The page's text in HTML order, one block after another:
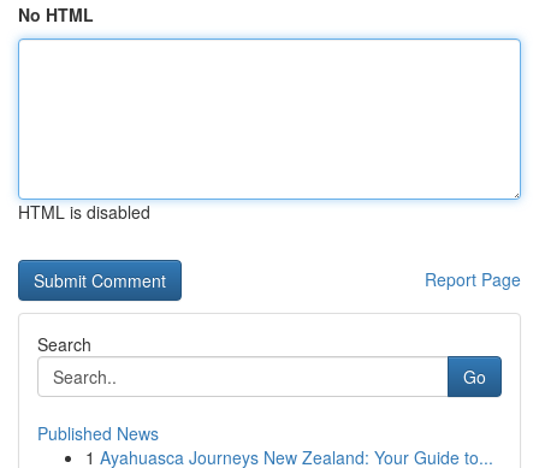
No HTML
HTML is disabled
Report Page
Search
Go
Published News
1 Ayahuasca Journeys New Zealand: Your Guide to...